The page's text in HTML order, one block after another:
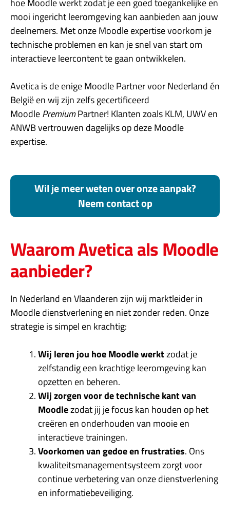
hoe Moodle werkt zodat je een goed toegankelijke en
mooi ingericht leeromgeving kan aanbieden aan jouw
deelnemers. Met onze Moodle expertise voorkom je
technische problemen en kan je snel van start om
interactieve leercontent te gaan ontwikkelen.
Avetica is de enige Moodle Partner voor Nederland én
België en wij zijn zelfs gecertificeerd
MoodlePremiumPartner! Klanten zoals KLM, UWV en
ANWB vertrouwen dagelijks op deze Moodle
expertise.
Wil je meer weten over onze aanpak?
Neem contact op
Waarom Avetica als Moodle
aanbieder?
In Nederland en Vlaanderen zijn wij marktleider in
Moodle dienstverlening en niet zonder reden. Onze
strategie is simpel en krachtig:
Wij leren jou hoe Moodle werktzodat je
zelfstandig een krachtige leeromgeving kan
opzetten en beheren.
Wij zorgen voor de technische kant van
Moodlezodat jij je focus kan houden op het
creëren en onderhouden van mooie en
interactieve trainingen.
Voorkomen van gedoe en frustraties. Ons
kwaliteitsmanagementsysteem zorgt voor
continue verbetering van onze dienstverlening
en informatiebeveiliging.